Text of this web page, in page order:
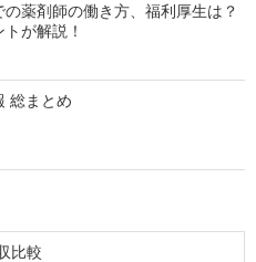
薬剤師の働き方、福利厚生は？
が解説！
総まとめ
比較